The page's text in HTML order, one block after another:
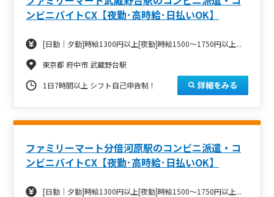
ンビニバイトCX【夜勤･高時給･日払いOK】
[日勤｜夕勤]時給1300円以上[夜勤]時給1500～1750円以上...
東京都 府中市 武蔵野台駅
1日7時間以上 シフト自己申告制！
詳細をみる
ファミリーマート分倍河原駅のコンビニ派遣・コ
ンビニバイトCX【夜勤･高時給･日払いOK】
[日勤｜夕勤]時給1300円以上[夜勤]時給1500～1750円以上...